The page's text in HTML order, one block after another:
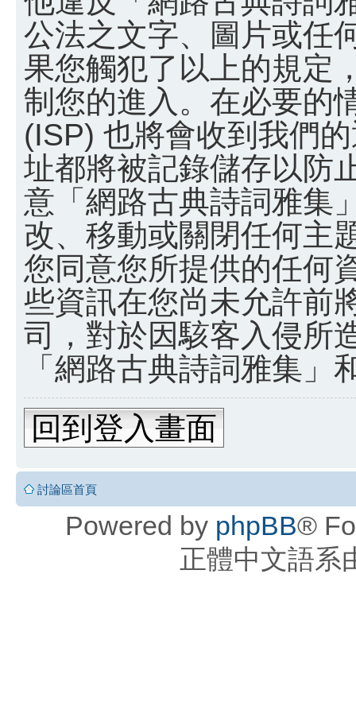
公法之文字、圖片或任
果您觸犯了以上的規定
制您的進入。在必要的
(ISP) 也將會收到我們
址都將被記錄儲存以防
意「網路古典詩詞雅集
改、移動或關閉任何主
您同意您所提供的任何
些資訊在您尚未允許前
司，對於因駭客入侵所
「網路古典詩詞雅集
回到登入畫面
討論區首頁
Powered by phpBB®
正體中文語系